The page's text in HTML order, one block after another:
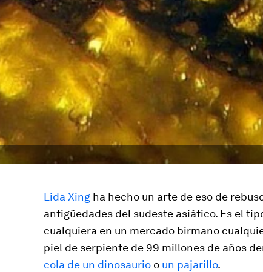
Lida Xing ha hecho un arte de eso de
antigüedades del sudeste asiático. Es el
cualquiera en un mercado birmano
piel de serpiente de 99 millones de años
cola de un dinosaurio o un pajarillo.